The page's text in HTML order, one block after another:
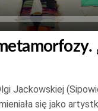
Jackowskiej
się jako